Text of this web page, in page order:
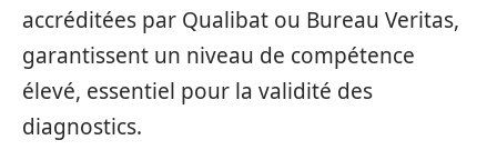
accréditées par Qualibat ou Bureau Veritas,
garantissent un niveau de compétence
élevé, essentiel pour la validité des
diagnostics.